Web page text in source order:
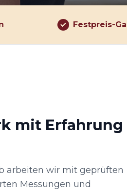
Festpreis-
mit Erfahrung
arbeiten wir mit geprüften
Messungen und